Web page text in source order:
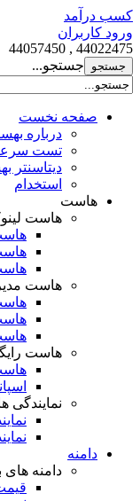
کسب درآمد
ورود کاربران
44022475 , 44057450
جستجو...
صفحه نخست
درباره
تست
دیتاسنتر
استخدام
هاست
هاست
هاست
هاست
نمایندگی
دامنه
دامنه های